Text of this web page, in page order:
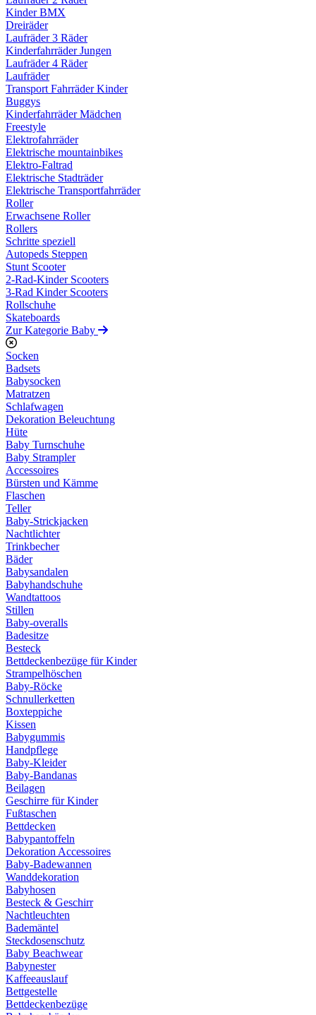
Kinder BMX
Dreiräder
Laufräder 3 Räder
Kinderfahrräder Jungen
Laufräder 4 Räder
Laufräder
Transport Fahrräder Kinder
Buggys
Kinderfahrräder Mädchen
Freestyle
Elektrofahrräder
Elektrische mountainbikes
Elektro-Faltrad
Elektrische Stadträder
Elektrische Transportfahrräder
Roller
Erwachsene Roller
Rollers
Schritte speziell
Autopeds Steppen
Stunt Scooter
2-Rad-Kinder Scooters
3-Rad Kinder Scooters
Rollschuhe
Skateboards
Zur Kategorie Baby
Socken
Badsets
Babysocken
Matratzen
Schlafwagen
Dekoration Beleuchtung
Hüte
Baby Turnschuhe
Baby Strampler
Accessoires
Bürsten und Kämme
Flaschen
Teller
Baby-Strickjacken
Nachtlichter
Trinkbecher
Bäder
Babysandalen
Babyhandschuhe
Wandtattoos
Stillen
Baby-overalls
Badesitze
Besteck
Bettdeckenbezüge für Kinder
Strampelhöschen
Baby-Röcke
Schnullerketten
Boxteppiche
Kissen
Babygummis
Handpflege
Baby-Kleider
Baby-Bandanas
Beilagen
Geschirre für Kinder
Fußtaschen
Bettdecken
Babypantoffeln
Dekoration Accessoires
Baby-Badewannen
Wanddekoration
Babyhosen
Besteck & Geschirr
Nachtleuchten
Bademäntel
Steckdosenschutz
Baby Beachwear
Babynester
Kaffeeauslauf
Bettgestelle
Bettdeckenbezüge